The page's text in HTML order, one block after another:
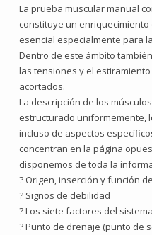
La prueba muscular manual
constituye un
esencial especialmente para
Dentro de este ámbito
las tensiones y el
acortados.
La descripción de los
estructurado uniformemente,
incluso de aspectos
concentran en la página
disponemos de toda la
? Origen, inserción y función
? Signos de debilidad
? Los siete factores del
? Punto de drenaje (punto de